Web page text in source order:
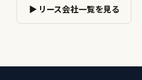
▶ リース会社一覧を見る